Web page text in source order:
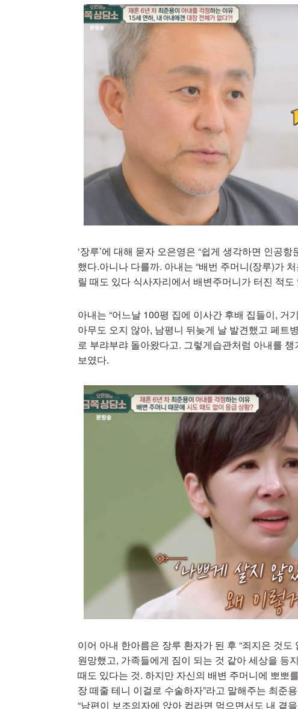
‘장루’에 대해 묻자 오은영은 “쉽게 생각하면 인공
했다.아니나 다를까. 아내는 “배번 주머니(장루)가
릴 때도 있다 식사자리에서 배변주머니가 터진 적
아내는 “어느날 100평 집에 이사간 후배 집들이, 거
아무도 오지 않아, 남평니 뒤늦게 날 발견했고 페트
로 부랴부랴 돌아왔다고. 그렇게습관처럼 아내를
보였다.
이어 아내 한아름은 장루 환자가 된 후 “죄지은 것
원망했고, 가족들에게 짐이 되는 것 같아 세상을 등
때도 있다는 것. 하지만 자신의 배변 주머니에 뽀뽀
장 떼줄 테니 이걸로 수술하자”라고 말해주는 최준
“남편이 보조의자에 앉아 컵라면 먹으면서도 내 곁